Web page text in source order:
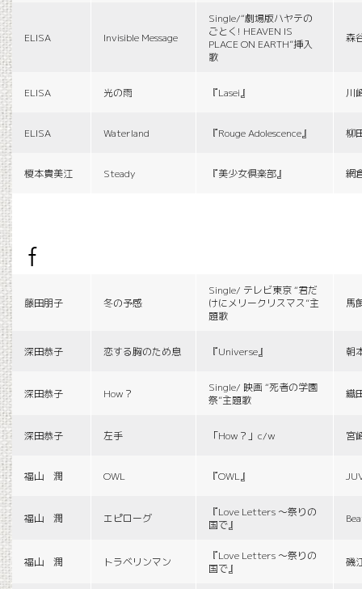
ELISA Invisible Message
Single/“劇場版ハヤテの
ごとく! HEAVEN IS
PLACE ON EARTH”挿入
歌
森
ELISA 光の雨 『Lasei』 川
ELISA Waterland 『Rouge Adolescence』 柳
榎本貴美江 Steady 『美少女倶楽部』 網
f
藤田朋子 冬の予感
Single/ テレビ東京 “君だ
けにメリークリスマス”主
題歌
馬
深田恭子 恋する胸のため息 『Universe』 朝
深田恭子 How？
Single/ 映画 “死者の学園
祭”主題歌
織
深田恭子 左手 「How？」c/w 宮
福山 潤 OWL 『OWL』
福山 潤 エピローグ
『Love Letters 〜祭りの
国で』
福山 潤 トラベリンマン
『Love Letters 〜祭りの
国で』
磯